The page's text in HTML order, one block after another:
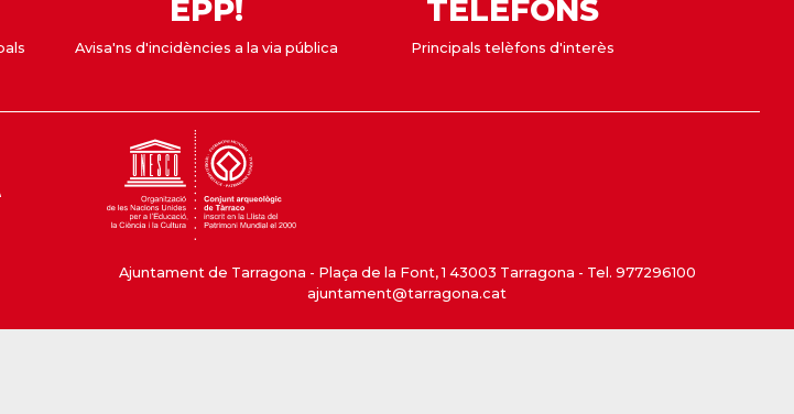
EPP!
Avisa'ns d'incidències a la via pública
TELÈFONS
Principals telèfons d'interès
Ajuntament de Tarragona - Plaça de la Font, 1 43003 Tarragona - Tel. 977296100
ajuntament@tarragona.cat